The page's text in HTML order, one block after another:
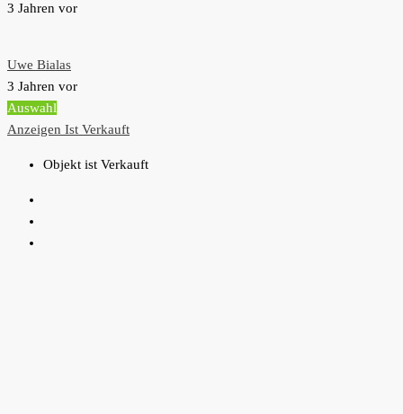
3 Jahren vor
Uwe Bialas
3 Jahren vor
Auswahl
Anzeigen Ist Verkauft
Objekt ist Verkauft